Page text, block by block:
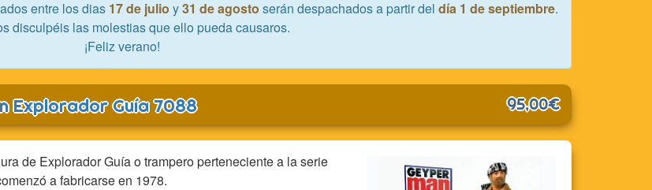
entre los dias 17 de julio y31 de agosto serán despachados a partir del día 1 de septiembre.
disculpéis las molestias que ello pueda causaros.
¡Feliz verano!
Explorador Guía 7088 95,00€
de Explorador Guía o trampero perteneciente a la serie
a fabricarse en 1978.